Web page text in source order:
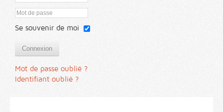
Se souvenir de moi
Connexion
Mot de passe oublié ?
Identifiant oublié ?